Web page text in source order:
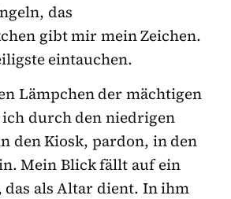
das
gibt mir mein Zeichen.
eintauchen.
Lämpchen der mächtigen
durch den niedrigen
den Kiosk, pardon, in den
Mein Blick fällt auf ein
das als Altar dient. In ihm